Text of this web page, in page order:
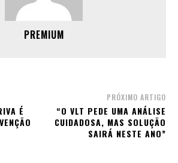
PREMIUM
É
PRÓXIMO ARTIGO
“O VLT PEDE UMA ANÁLISE
CUIDADOSA, MAS SOLUÇÃO
SAIRÁ NESTE ANO”